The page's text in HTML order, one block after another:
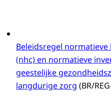
Beleidsregel
(nhc) en normatieve
geestelijke
langdurige zorg (BR/